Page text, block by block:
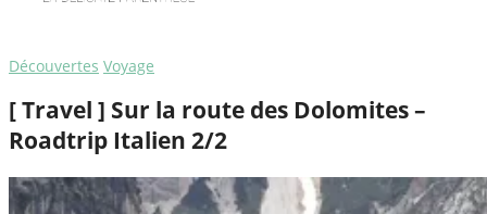
Découvertes Voyage
[ Travel ] Sur la route des Dolomites –
Roadtrip Italien 2/2